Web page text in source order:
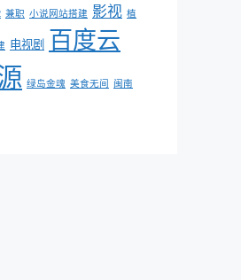
兼职 小说网站搭建 影视 植
电视剧 百度云
绿岛金魂 美食无间 闽南